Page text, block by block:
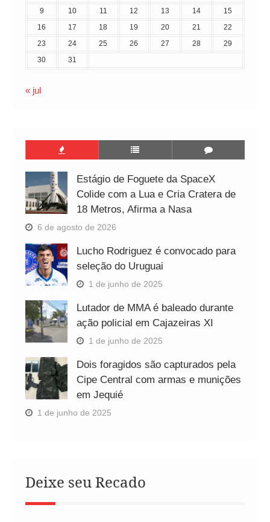
9
10 11 12 13 14
15
16
17 18 19 20 21
22
23
24 25 26 27 28
29
30
31
« jul
Estágio de Foguete da SpaceX
Colide com a Lua e Cria Cratera de
18 Metros, Afirma a Nasa
6 de agosto de 2026
Lucho Rodriguez é convocado para
seleção do Uruguai
1 de junho de 2025
Lutador de MMA é baleado durante
ação policial em Cajazeiras XI
1 de junho de 2025
Dois foragidos são capturados pela
Cipe Central com armas e munições
em Jequié
1 de junho de 2025
Deixe seu Recado